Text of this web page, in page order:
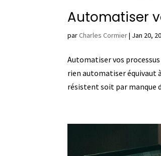
Automatiser
parCharles Cormier| Jan 20,
Automatiser vos
rien automatiser équivaut
résistent soit par manque